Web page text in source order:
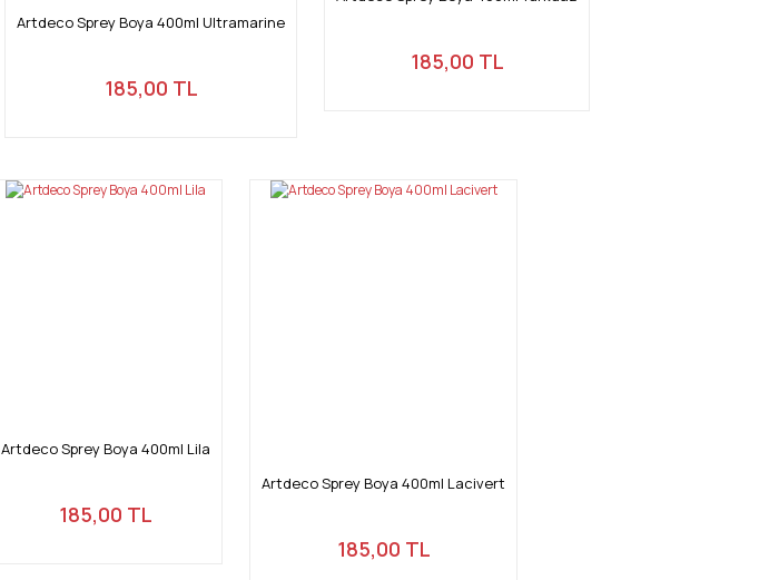
Artdeco Sprey Boya 400ml Ultramarine
185,00 TL
185,00 TL
Artdeco Sprey Boya 400ml Lila
185,00 TL
Artdeco Sprey Boya 400ml Lacivert
185,00 TL